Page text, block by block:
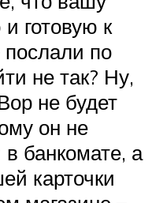
готовую к
послали по
не так? Ну,
не будет
он не
банкомате, а
карточки